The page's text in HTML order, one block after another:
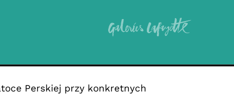
Perskiej przy konkretnych